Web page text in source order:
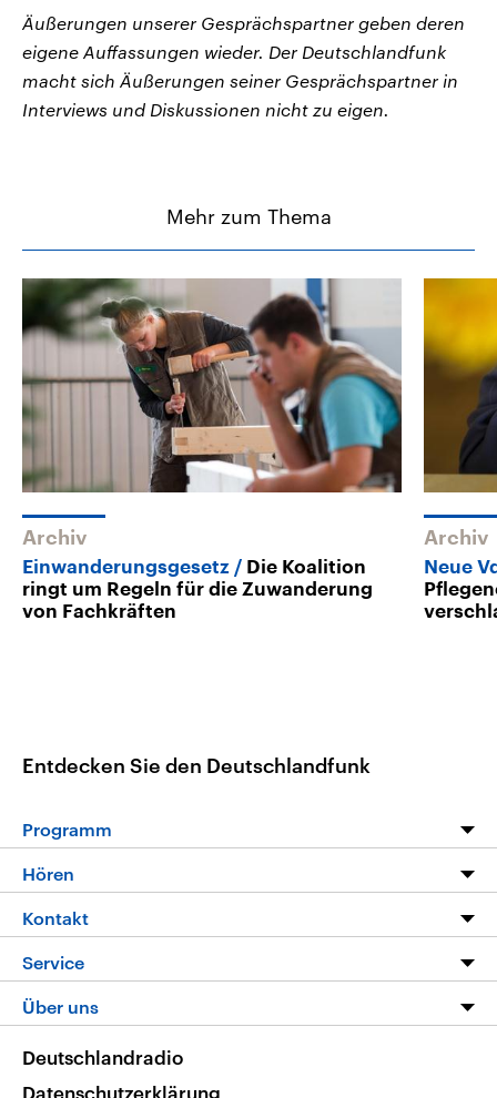
Äußerungen unserer Gesprächspartner geben deren
eigene Auffassungen wieder. Der Deutschlandfunk
macht sich Äußerungen seiner Gesprächspartner in
Interviews und Diskussionen nicht zu eigen.
Mehr zum Thema
Archiv
Einwanderungsgesetz
Die Koalition
ringt um Regeln für die Zuwanderung
von Fachkräften
Archiv
Neue
Entdecken Sie den Deutschlandfunk
Programm
Programm
Die Nachrichten
Nachrichtenleicht
Neue Beiträge auf dlf.de
Hören
Livestream
Podcasts
Deutschlandfunk App
Nachrichten App
Frequenzen
Kontakt
Hörerservice
Service
FAQ
Veranstaltungen
Über uns
Deutschlandradio
Datenschutzerklärung